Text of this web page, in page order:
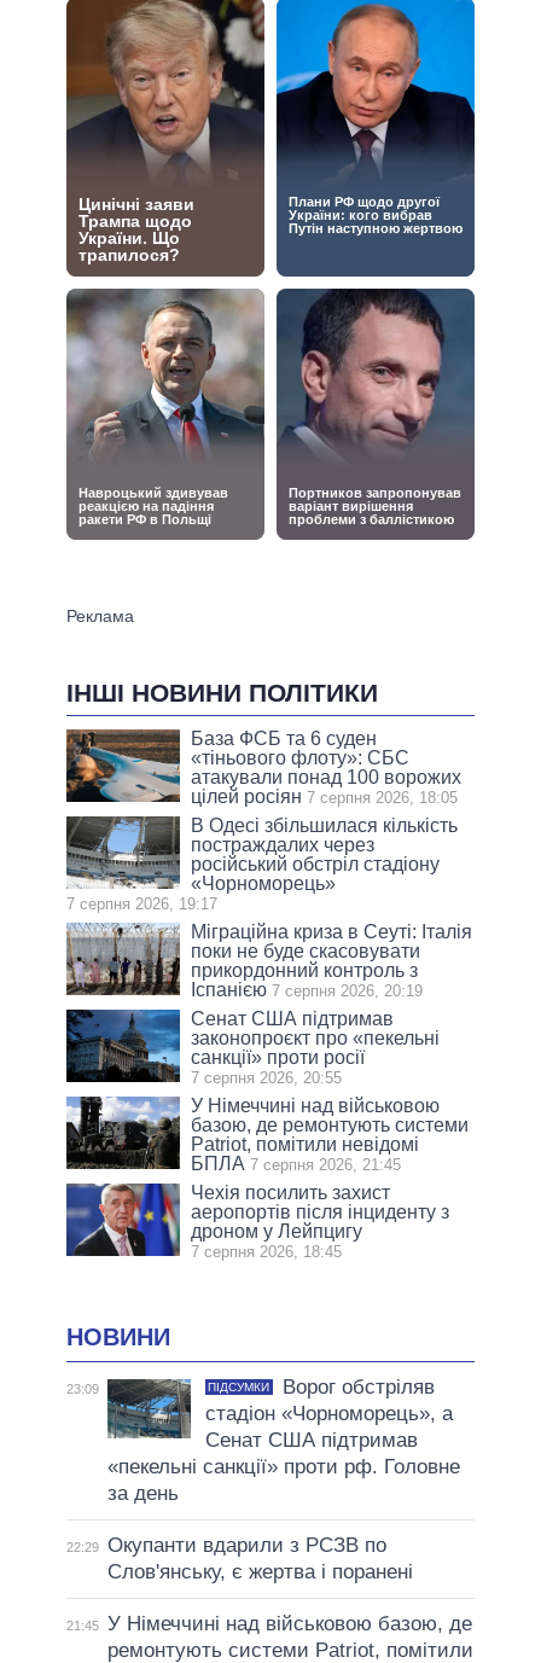
ІНШІ НОВИНИ ПОЛІТИКИ
База ФСБ та 6 суден
«тіньового флоту»: СБС
атакували понад 100 ворожих
цілей росіян 7 серпня 2026, 18:05
В Одесі збільшилася кількість
постраждалих через
російський обстріл стадіону
«Чорноморець»
7 серпня 2026, 19:17
Міграційна криза в Сеуті: Італія
поки не буде скасовувати
прикордонний контроль з
Іспанією 7 серпня 2026, 20:19
Сенат США підтримав
законопроєкт про «пекельні
санкції» проти росії
7 серпня 2026, 20:55
У Німеччині над військовою
базою, де ремонтують системи
Patriot, помітили невідомі
БПЛА 7 серпня 2026, 21:45
Чехія посилить захист
аеропортів після інциденту з
дроном у Лейпцигу
7 серпня 2026, 18:45
НОВИНИ
23:09 ПІДСУМКИ
Ворог обстріляв
стадіон «Чорноморець», а
Сенат США підтримав
«пекельні санкції» проти рф. Головне
за день
22:29 Окупанти вдарили з РСЗВ по
Слов'янську, є жертва і поранені
21:45 У Німеччині над військовою базою, де
ремонтують системи Patriot, помітили